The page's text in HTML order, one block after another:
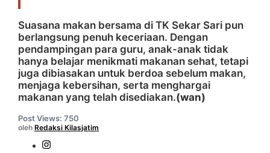
Suasana makan bersama di TK Sekar Sari pun
berlangsung penuh keceriaan. Dengan
pendampingan para guru, anak-anak tidak
hanya belajar menikmati makanan sehat, tetapi
juga dibiasakan untuk berdoa sebelum makan,
menjaga kebersihan, serta menghargai
makanan yang telah disediakan.(wan)
Post Views: 750
oleh Redaksi Kilasjatim